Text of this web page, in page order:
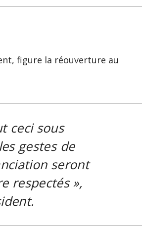
figure la réouverture au
ceci sous
gestes de
seront
respectés»,